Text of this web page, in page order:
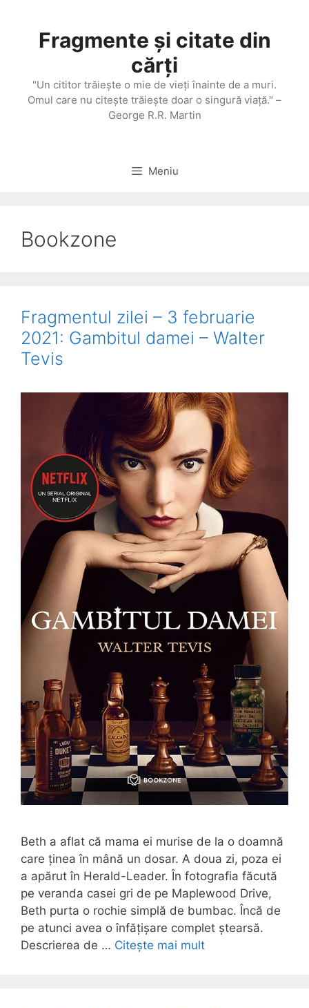
conținutFragmente și citate din
cărți
"Un cititor trăieşte o mie de vieţi înainte de a muri.
Omul care nu citeşte trăieşte doar o singură viaţă." –
George R.R. Martin
Meniu
Bookzone
Fragmentul zilei – 3 februarie
2021: Gambitul damei – Walter
Tevis
Beth a aflat că mama ei murise de la o doamnă
care ținea în mână un dosar. A doua zi, poza ei
a apărut în Herald-Leader. În fotografia făcută
pe veranda casei gri de pe Maplewood Drive,
Beth purta o rochie simplă de bumbac. Încă de
pe atunci avea o înfățișare complet ștearsă.
Descrierea de … Citește mai mult